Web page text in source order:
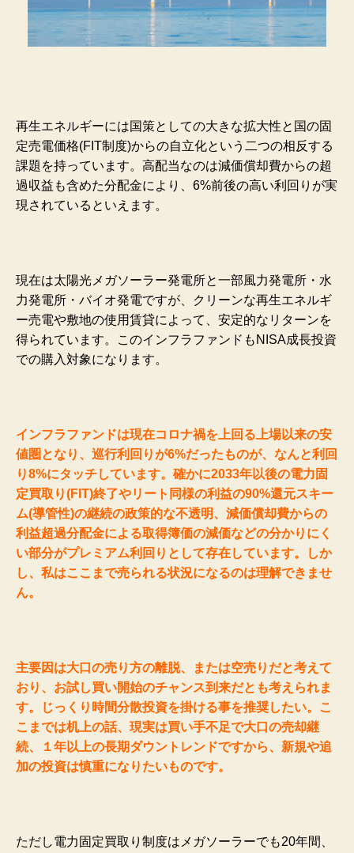
再生エネルギーには国策としての大きな拡大性と国の固
定売電価格(FIT制度)からの自立化という二つの相反する
課題を持っています。高配当なのは減価償却費からの超
過収益も含めた分配金により、6%前後の高い利回りが実
現されているといえます。
現在は太陽光メガソーラー発電所と一部風力発電所・水
力発電所・バイオ発電ですが、クリーンな再生エネルギ
ー売電や敷地の使用賃貸によって、安定的なリターンを
得られています。このインフラファンドもNISA成長投資
での購入対象になります。
インフラファンドは現在コロナ禍を上回る上場以来の安
値圏となり、巡行利回りが6%だったものが、なんと利回
り8%にタッチしています。確かに2033年以後の電力固
定買取り(FIT)終了やリート同様の利益の90%還元スキー
ム(導管性)の継続の政策的な不透明、減価償却費からの
利益超過分配金による取得簿価の減価などの分かりにく
い部分がプレミアム利回りとして存在しています。しか
し、私はここまで売られる状況になるのは理解できませ
ん。
主要因は大口の売り方の離脱、または空売りだと考えて
おり、お試し買い開始のチャンス到来だとも考えられま
す。じっくり時間分散投資を掛ける事を推奨したい。こ
こまでは机上の話、現実は買い手不足で大口の売却継
続、１年以上の長期ダウントレンドですから、新規や追
加の投資は慎重になりたいものです。
ただし電力固定買取り制度はメガソーラーでも20年間、